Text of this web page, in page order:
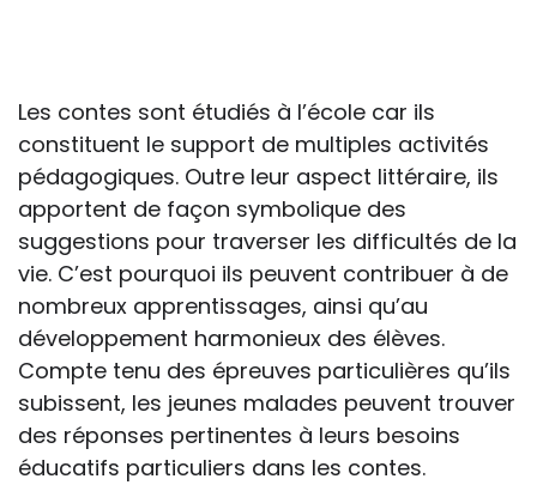
Les contes sont étudiés à l’école car ils
constituent le support de multiples activités
pédagogiques. Outre leur aspect littéraire, ils
apportent de façon symbolique des
suggestions pour traverser les difficultés de la
vie. C’est pourquoi ils peuvent contribuer à de
nombreux apprentissages, ainsi qu’au
développement harmonieux des élèves.
Compte tenu des épreuves particulières qu’ils
subissent, les jeunes malades peuvent trouver
des réponses pertinentes à leurs besoins
éducatifs particuliers dans les contes.
situation particulière pour prendre leurs
décisions, ce qui ne peut être le cas des
rédacteurs des fiches, qui sont
évidemment dans l’impossibilité de les
apprécier in abstracto.